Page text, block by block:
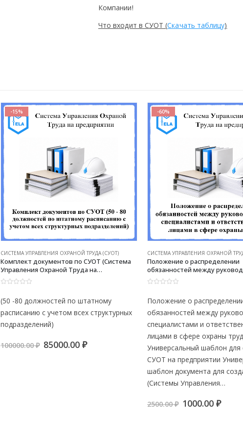
Компании!
Что входит в СУОТ (Скачать таблицу)
-15%
СИСТЕМА УПРАВЛЕНИЯ ОХРАНОЙ ТРУДА (СУОТ)
Комплект документов по СУОТ (Система
Управления Охраной Труда на
предприятии) (50 — 80 должностей по
штатному расписанию с учетом всех
(50 -80 должностей по штатному
расписанию с учетом всех структурных
подразделений)
100000.00₽ Первоначальная
85000.00₽Текущая
-60%
СИСТЕМА УПРАВЛЕНИЯ ОХРАНОЙ
Положение о распределении
обязанностей между
специалистами и
в сфере охраны труда —
предприятии
Положение о
обязанностей между
специалистами и
лицами в сфере охраны
Универсальный шаблон для
СУОТ на предприятии
шаблон документа для
(Системы Управления…
2500.00₽ 1000.00₽